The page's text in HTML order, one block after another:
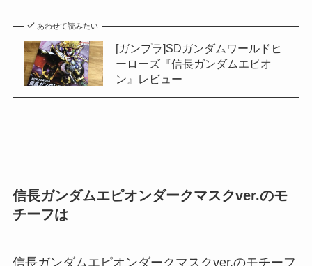
あわせて読みたい
[ガンプラ]SDガンダムワールドヒ
ーローズ『信長ガンダムエピオ
ン』レビュー
信長ガンダムエピオンダークマスクver.のモ
チーフは
信長ガンダムエピオンダークマスクver.のモチーフ